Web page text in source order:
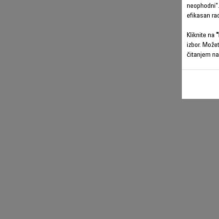
efikasan
Kliknite na
izbor.
čitanjem